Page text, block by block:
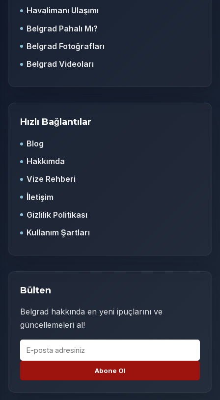
Havalimanı Ulaşımı
Belgrad Pahalı Mı?
Belgrad Fotoğrafları
Belgrad Videoları
Hızlı Bağlantılar
Blog
Hakkımda
Vize Rehberi
İletişim
Gizlilik Politikası
Kullanım Şartları
Bülten
Belgrad hakkında en yeni ipuçlarını ve
güncellemeleri al!
E-posta adresiniz
Abone Ol